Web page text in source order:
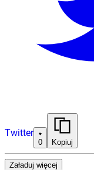
Twitter
0 Kopiuj
Załaduj więcej